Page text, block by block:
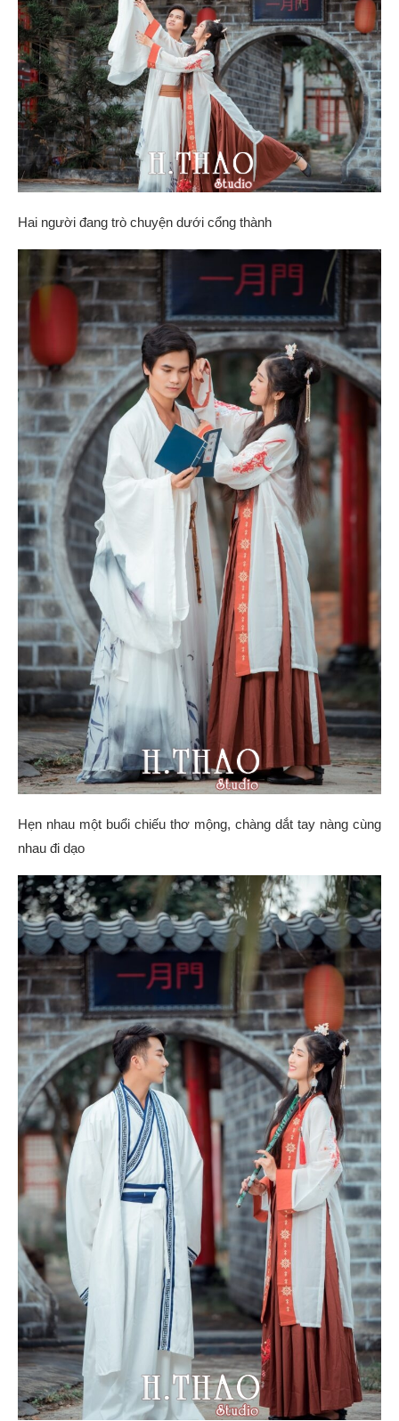
Hai người đang trò chuyện dưới cổng thành
Hẹn nhau một buổi chiếu thơ mộng, chàng dắt tay nàng cùng
nhau đi dạo